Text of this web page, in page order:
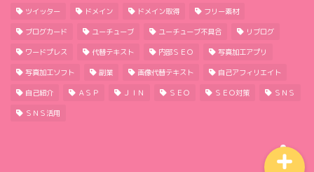
ツイッター ドメイン ドメイン取得 フリー素材
ブログカード ユーチューブ ユーチューブ不具合 リブログ
ワードプレス 代替テキスト 内部ＳＥＯ 写真加工アプリ
写真加工ソフト 副業 画像代替テキスト 自己アフィリエイト
自己紹介 ＡＳＰ ＪＩＮ ＳＥＯ ＳＥＯ対策 ＳＮＳ
ＳＮＳ活用
わたしのこと
サイトマップ
プライバシーポリシー